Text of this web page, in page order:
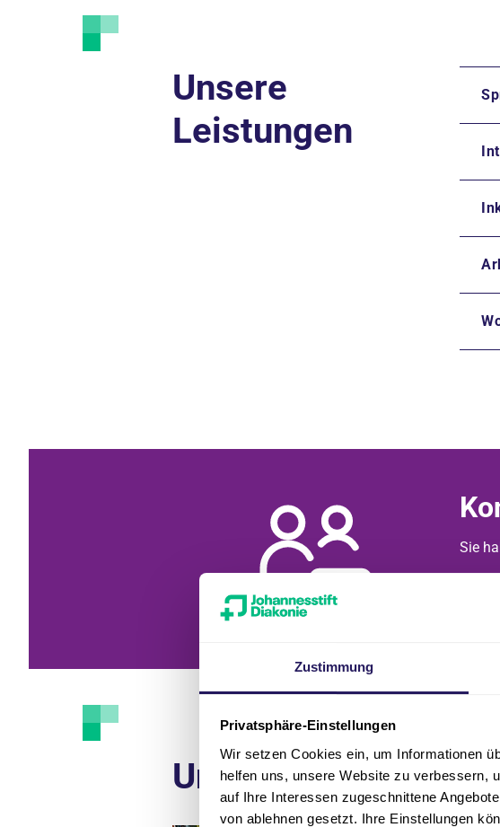
Zustimmung
Privatsphäre-Einstellungen
Wir setzen Cookies ein, um Informationen
helfen uns, unsere Website zu verbessern,
auf Ihre Interessen zugeschnittene
von ablehnen gesetzt. Ihre Einstellungen
Unsere
Leistungen
Sie
Unsere Projekte